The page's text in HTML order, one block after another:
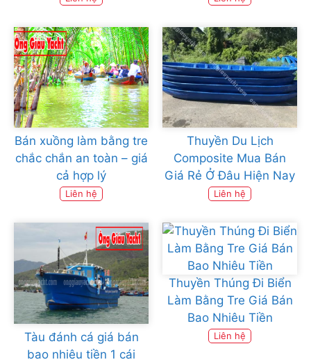
Bán xuồng làm bằng tre
chắc chắn an toàn – giá
cả hợp lý
Liên hệ
Thuyền Du Lịch
Composite Mua Bán
Giá Rẻ Ở Đâu Hiện Nay
Liên hệ
Tàu đánh cá giá bán
bao nhiêu tiền 1 cái
Thuyền Thúng Đi Biển
Làm Bằng Tre Giá Bán
Bao Nhiêu Tiền
Liên hệ